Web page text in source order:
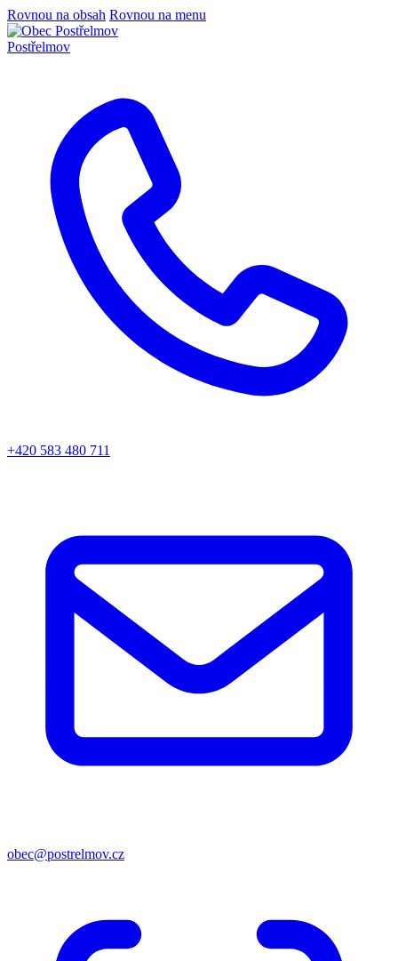
Rovnou na obsah Rovnou na menu
Postřelmov
+420 583 480 711
obec@postrelmov.cz